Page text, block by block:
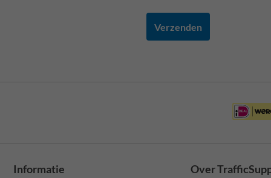
Verzenden
Informatie Over